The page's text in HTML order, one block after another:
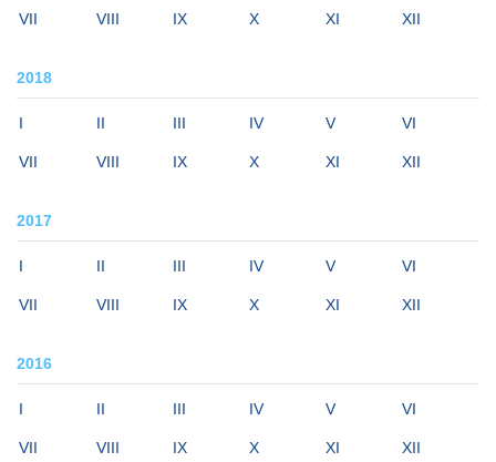
VII VIII IX X XI XII
2018
I II III IV V VI
VII VIII IX X XI XII
2017
I II III IV V VI
VII VIII IX X XI XII
2016
I II III IV V VI
VII VIII IX X XI XII